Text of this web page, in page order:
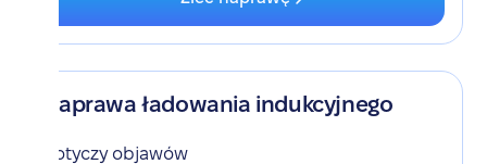
Naprawa ładowania indukcyjnego
Dotyczy objawów